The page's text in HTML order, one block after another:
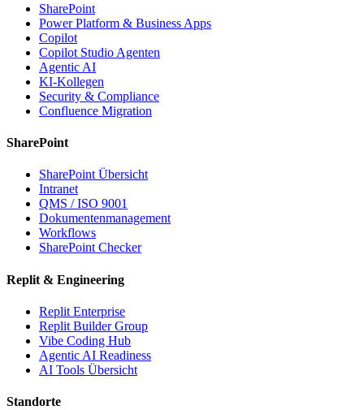
SharePoint
Power Platform & Business Apps
Copilot
Copilot Studio Agenten
Agentic AI
KI-Kollegen
Security & Compliance
Confluence Migration
SharePoint
SharePoint Übersicht
Intranet
QMS / ISO 9001
Dokumentenmanagement
Workflows
SharePoint Checker
Replit & Engineering
Replit Enterprise
Replit Builder Group
Vibe Coding Hub
Agentic AI Readiness
AI Tools Übersicht
Standorte